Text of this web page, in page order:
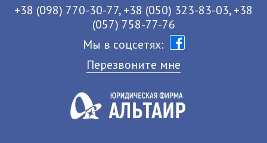
+38 (098) 770-30-77, +38 (050) 323-83-03, +38
(057) 758-77-76
Мы в соцсетях:
Перезвоните мне